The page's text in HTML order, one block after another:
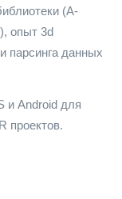
(A-
опыт 3d
парсинга данных
и Android для
проектов.